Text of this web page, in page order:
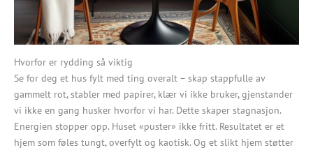
Hvorfor er rydding så viktig
Se for deg et hus fylt med ting overalt – skap stappfulle av
gammelt rot, stabler med papirer, klær vi ikke bruker, gjenstander
vi ikke en gang husker hvorfor vi har. Dette skaper stagnasjon.
Energien stopper opp. Huset «puster» ikke fritt. Resultatet er et
hjem som føles tungt, overfylt og kaotisk. Og et slikt hjem støtter